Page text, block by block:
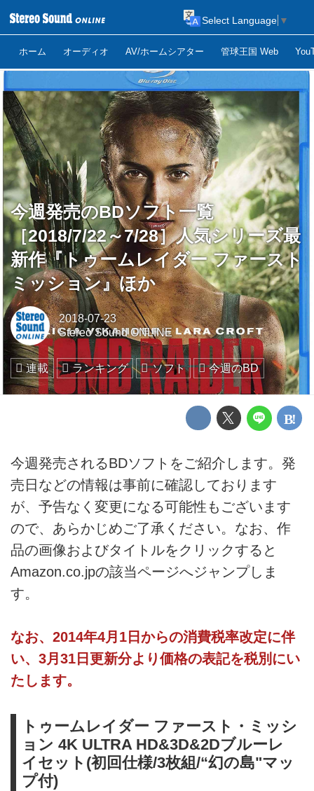
ホーム オーディオ AV/ホームシアター 管球王国 Web
Select Language ▼
今週発売のBDソフト一覧
［2018/7/22～7/28］人気シリーズ最
新作『トゥームレイダー ファースト
ミッション』ほか
2018-07-23
Stereo Sound ONLINE
連載 ランキング ソフト 今週のBD
今週発売されるBDソフトをご紹介します。発
売日などの情報は事前に確認しております
が、予告なく変更になる可能性もございます
ので、あらかじめご了承ください。なお、作
品の画像およびタイトルをクリックすると
Amazon.co.jpの該当ページへジャンプしま
す。
なお、2014年4月1日からの消費税率改定に伴
い、3月31日更新分より価格の表記を税別にい
たします。
トゥームレイダー ファースト・ミッシ
ョン 4K ULTRA HD&3D&2Dブルーレ
イセット(初回仕様/3枚組/“幻の島"マッ
プ付)